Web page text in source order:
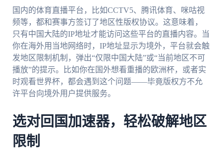
国内的体育直播平台，比如CCTV5、腾讯体育、咪咕视
频等，都和赛事方签订了地区性版权协议。这意味着，
只有中国大陆的IP地址才能访问这些平台的直播内容。当
你在海外用当地网络时，IP地址显示为境外，平台就会触
发地区限制机制，弹出“仅限中国大陆”或“当前地区不可
播放”的提示。比如你在国外想看重播的欧洲杯，或者实
时观看世界杯，都会遇到这个问题——毕竟版权方不允
许平台向境外用户提供服务。
选对回国加速器，轻松破解地区
限制